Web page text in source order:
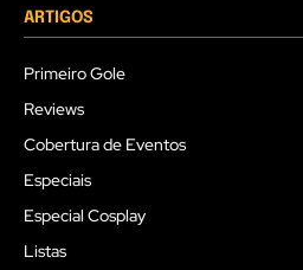
ARTIGOS
Primeiro Gole
Reviews
Cobertura de Eventos
Especiais
Especial Cosplay
Listas